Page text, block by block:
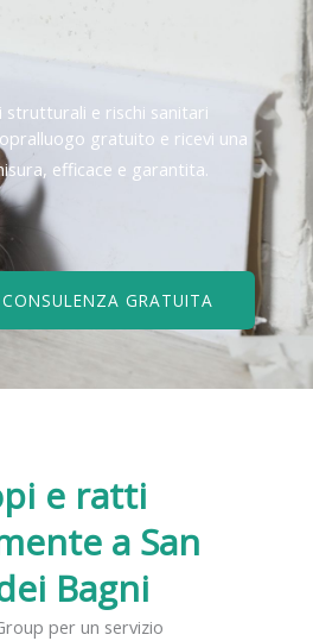
strutturali e rischi sanitari
gratuito e ricevi una
efficace e garantita.
GRATUITA
e ratti
a San
Bagni
per un servizio